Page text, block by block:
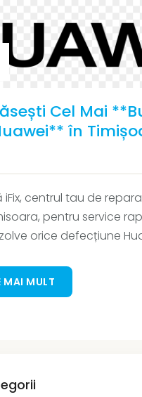
Cel Mai
în
iFix, centrul tau de
pentru service
orice defecțiune
MAI MULT